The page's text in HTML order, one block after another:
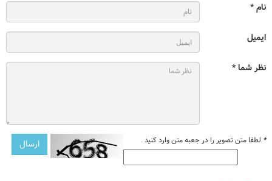
نام *
ایمیل
نظر شما *
* لطفا متن تصویر را در جعبه متن وارد کنید